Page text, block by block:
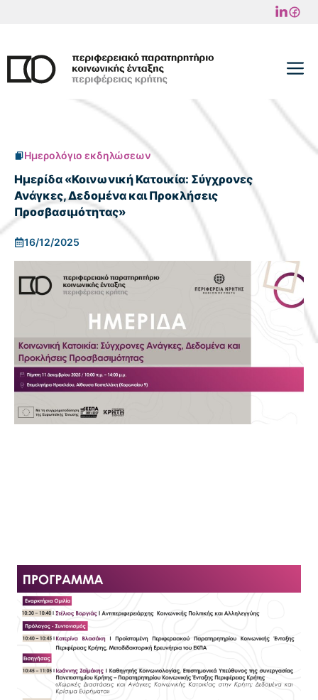
περιεχόμενο
Ημερολόγιο εκδηλώσεων
Ημερίδα «Κοινωνική Κατοικία: Σύγχρονες
Ανάγκες, Δεδομένα και Προκλήσεις
Προσβασιμότητας»
16/12/2025